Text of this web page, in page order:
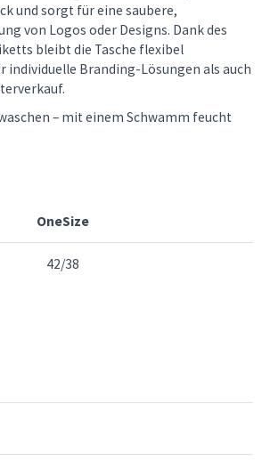
und sorgt für eine saubere,
von Logos oder Designs. Dank des
bleibt die Tasche flexibel
individuelle Branding-Lösungen als auch
– mit einem Schwamm feucht
OneSize
42/38